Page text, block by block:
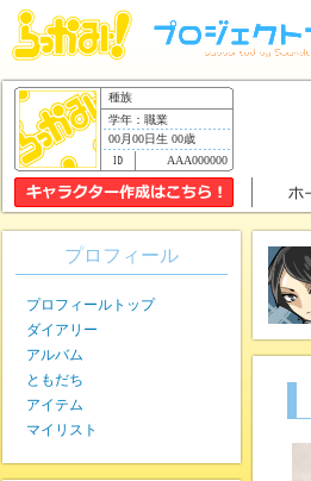
種族
学年：職業
00月00日生 00歳
AAA000000
プロフィール
プロフィールトップ
ダイアリー
アルバム
ともだち
アイテム
マイリスト